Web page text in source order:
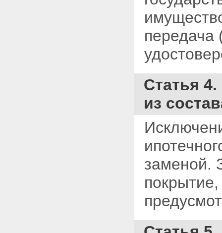
передача
Статья
из
заменой.
покрытие,